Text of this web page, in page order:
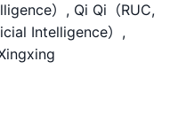
）, Qi Qi（RUC,
Intelligence）,